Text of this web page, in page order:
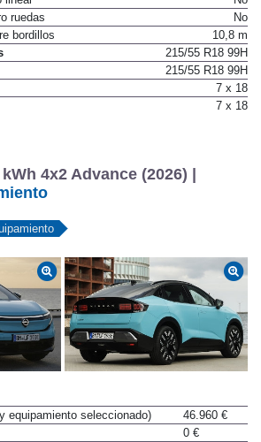
ruedas
No
bordillos
10,8 m
215/55 R18 99H
215/55 R18 99H
7 x 18
7 x 18
4x2 Advance (2026) |
equipamiento seleccionado)
46.960 €
0 €